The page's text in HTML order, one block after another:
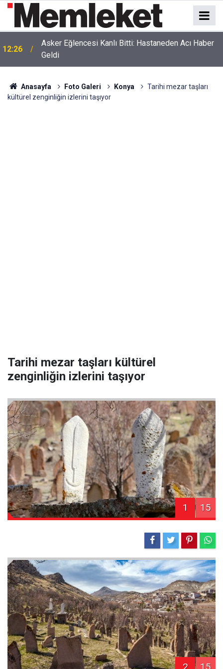
12:26
Asker Eğlencesi Kanlı Bitti: Hastaneden Acı Haber
Geldi
Anasayfa Foto Galeri Konya
Tarihi mezar taşları
kültürel zenginliğin izlerini taşıyor
Tarihi mezar taşları kültürel
zenginliğin izlerini taşıyor
1 15